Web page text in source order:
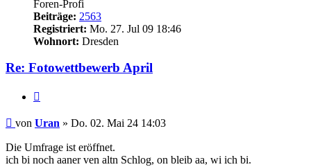
Foren-Profi
Beiträge: 2563
Registriert: Mo. 27. Jul 09 18:46
Wohnort: Dresden
Re: Fotowettbewerb April
Beitrag
von Uran » Do. 02. Mai 24 14:03
Die Umfrage ist eröffnet.
ich bi noch aaner ven altn Schlog, on bleib aa, wi ich bi.